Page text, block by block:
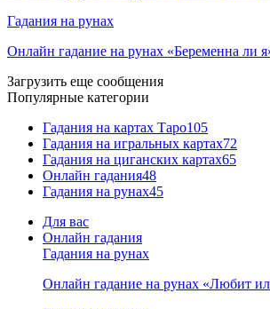
Гадания на рунах
Онлайн гадание на рунах «Беременна ли
Загрузить еще сообщения
Популярные категории
Гадания на картах Таро105
Гадания на игральных картах72
Гадания на циганских картах65
Онлайн гадания48
Гадания на рунах45
Для вас
Онлайн гадания
Гадания на рунах
Онлайн гадание на рунах «Любит